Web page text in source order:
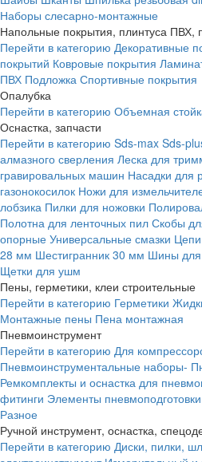
Наборы слесарно-монтажные
Напольные покрытия, плинтуса ПВХ,
Перейти в категорию Декоративные
покрытий Ковровые покрытия
ПВХ Подложка Спортивные покрытия
Опалубка
Перейти в категорию Объемная
Оснастка, запчасти
Перейти в категорию Sds-max Sds-
алмазного сверления Леска для
гравировальных машин Насадки для
газонокосилок Ножи для
лобзика Пилки для ножовки
Полотна для ленточных пил Скобы
опорные Универсальные смазки
28 мм Шестигранник 30 мм Шины для
Щетки для ушм
Пены, герметики, клеи строительные
Перейти в категорию Герметики
Монтажные пены Пена монтажная
Пневмоинструмент
Перейти в категорию Для
Пневмоинструментальные наборы-
Ремкомплекты и оснастка для
фитинги Элементы пневмоподготовки
Разное
Ручной инструмент, оснастка,
Перейти в категорию Диски, пилки,